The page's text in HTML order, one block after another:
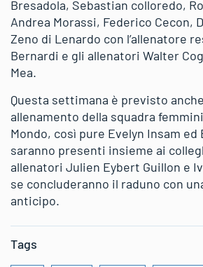
Bresadola, Sebastian colloredo,
Andrea Morassi, Federico Cecon,
Zeno di Lenardo con l’allenatore
Bernardi e gli allenatori Walter
Mea.
Questa settimana è previsto
allenamento della squadra
Mondo, così pure Evelyn Insam ed
saranno presenti insieme ai
allenatori Julien Eybert Guillon e
se concluderanno il raduno con
anticipo.
Tags